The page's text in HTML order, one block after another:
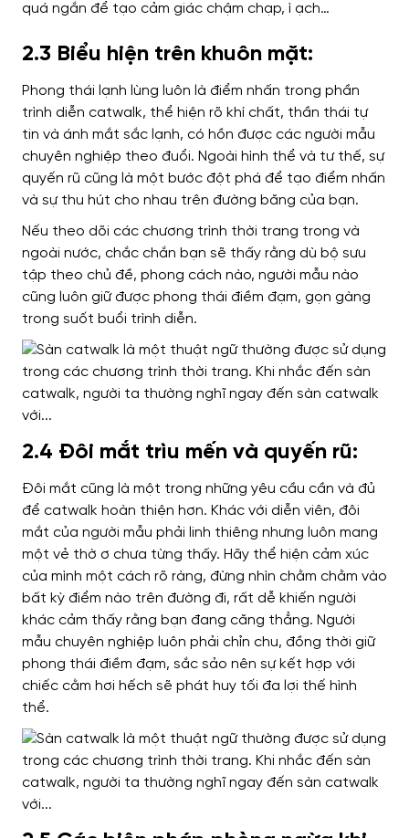
quá ngắn để tạo cảm giác chậm chạp, ì ạch…
2.3 Biểu hiện trên khuôn mặt:
Phong thái lạnh lùng luôn là điểm nhấn trong phần
trình diễn catwalk, thể hiện rõ khí chất, thần thái tự
tin và ánh mắt sắc lạnh, có hồn được các người mẫu
chuyên nghiệp theo đuổi. Ngoài hình thể và tư thế, sự
quyến rũ cũng là một bước đột phá để tạo điểm nhấn
và sự thu hút cho nhau trên đường băng của bạn.
Nếu theo dõi các chương trình thời trang trong và
ngoài nước, chắc chắn bạn sẽ thấy rằng dù bộ sưu
tập theo chủ đề, phong cách nào, người mẫu nào
cũng luôn giữ được phong thái điềm đạm, gọn gàng
trong suốt buổi trình diễn.
2.4 Đôi mắt trìu mến và quyến rũ:
Đôi mắt cũng là một trong những yêu cầu cần và đủ
để catwalk hoàn thiện hơn. Khác với diễn viên, đôi
mắt của người mẫu phải linh thiêng nhưng luôn mang
một vẻ thờ ơ chưa từng thấy. Hãy thể hiện cảm xúc
của mình một cách rõ ràng, đừng nhìn chằm chằm vào
bất kỳ điểm nào trên đường đi, rất dễ khiến người
khác cảm thấy rằng bạn đang căng thẳng. Người
mẫu chuyên nghiệp luôn phải chỉn chu, đồng thời giữ
phong thái điềm đạm, sắc sảo nên sự kết hợp với
chiếc cằm hơi hếch sẽ phát huy tối đa lợi thế hình
thể.